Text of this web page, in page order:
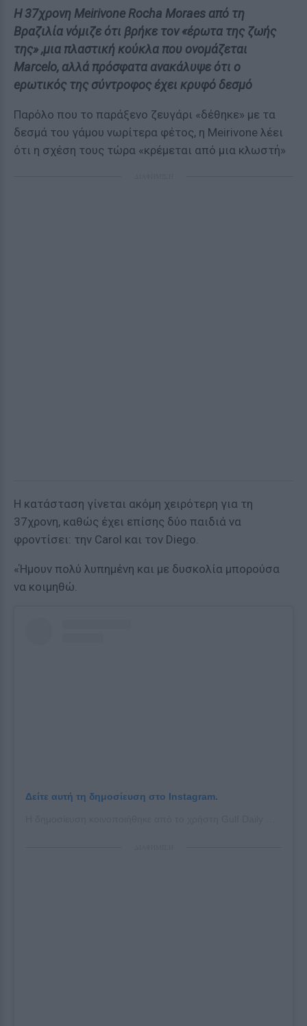
Η 37χρονη Meirivone Rocha Moraes από τη
Βραζιλία νόμιζε ότι βρήκε τον «έρωτα της ζωής
της» ,μια πλαστική κούκλα που ονομάζεται
Marcelo, αλλά πρόσφατα ανακάλυψε ότι ο
eρωτικός της σύντροφος έχει κρυφό δεσμό
Παρόλο που το παράξενο ζευγάρι «δέθηκε» με τα
δεσμά του γάμου νωρίτερα φέτος, η Meirivone λέει
ότι η σχέση τους τώρα «κρέμεται από μια κλωστή»
Η κατάσταση γίνεται ακόμη χειρότερη για τη
37χρονη, καθώς έχει επίσης δύο παιδιά να
φροντίσει: την Carol και τον Diego.
«Ήμουν πολύ λυπημένη και με δυσκολία μπορούσα
να κοιμηθώ.
Δείτε αυτή τη δημοσίευση στο Instagram.